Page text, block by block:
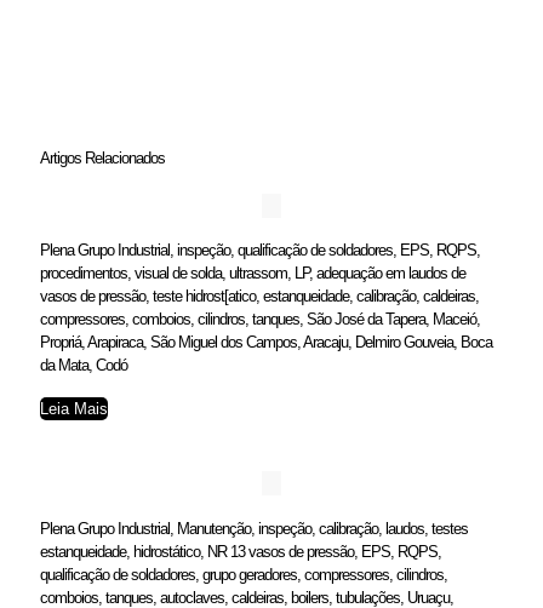
Artigos Relacionados
Plena Grupo Industrial, inspeção, qualificação de soldadores, EPS, RQPS,
procedimentos, visual de solda, ultrassom, LP, adequação em laudos de
vasos de pressão, teste hidrost[atico, estanqueidade, calibração, caldeiras,
compressores, comboios, cilindros, tanques, São José da Tapera, Maceió,
Propriá, Arapiraca, São Miguel dos Campos, Aracaju, Delmiro Gouveia, Boca
da Mata, Codó
Leia Mais
Plena Grupo Industrial, Manutenção, inspeção, calibração, laudos, testes
estanqueidade, hidrostático, NR 13 vasos de pressão, EPS, RQPS,
qualificação de soldadores, grupo geradores, compressores, cilindros,
comboios, tanques, autoclaves, caldeiras, boilers, tubulações, Uruaçu,